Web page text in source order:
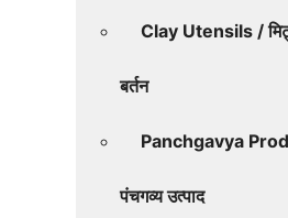
Clay Utensils /
बर्तन
Panchgavya
पंचगव्य उत्पाद